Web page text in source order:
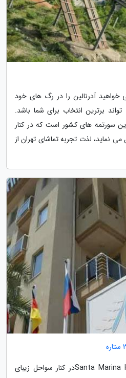
آدرنالین را در رگ های خود
برترین انتخاب برای شما باشد.
سورتمه های کشور است که در کنار
نماید، لذت تجربه تماشای تهران از
هتل سانتا مارینا آنتالیا | Santa Marina Hotelدر کنار سواحل زیبای